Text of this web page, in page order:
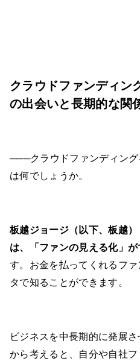
クラウドファンディン
の出会いと長期的な関
───クラウドファンディン
は何でしょうか。
板越ジョージ（以下、板越）
は、「ファンの見える化」
す。お金を払ってくれるフ
タで知ることができます。
ビジネスを中長期的に発展
から考えると、自分や自社